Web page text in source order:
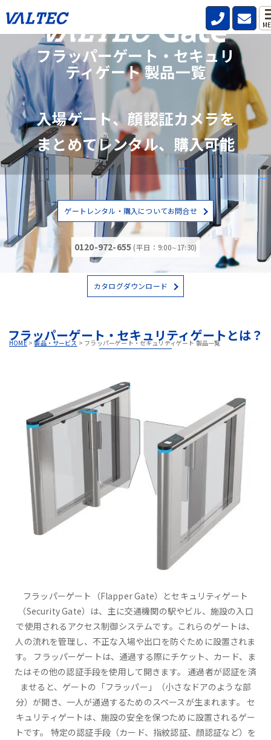
HOME>製品・サービス > フラッパーゲート・セキュリティゲート 製品一覧
フラッパーゲート・セキュリ
ティゲート 製品一覧
入場ゲート、顔認証カメラを
まとめてレンタル、購入可能
ゲートレンタル・購入についてお問合せ
0120-972-655 (平日：9:00∼17:30)
カタログダウンロード
フラッパーゲート・セキュリティゲートとは？
フラッパーゲート（Flapper Gate）とセキュリティゲート
（Security Gate）は、主に交通機関の駅やビル、施設の入口
で使用されるアクセス制御システムです。これらのゲートは、
人の流れを管理し、不正な入場や出口を防ぐために設置されま
す。 フラッパーゲートは、通過する際にチケット、カード、ま
たはその他の認証手段を使用して開きます。 通過者が認証を済
ませると、ゲートの「フラッパー」（小さなドアのような部
分）が開き、一人が通過するためのスペースが生まれます。 セ
キュリティゲートは、施設の安全を保つために設置されるゲー
トです。 特定の認証手段（カード、指紋認証、顔認証など）を